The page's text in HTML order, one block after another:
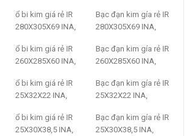
ổ bi kim giá rẻ IR
280X305X69 INA,
Bạc đạn kim gía rẻ IR
280X305X69 INA,
ổ bi kim giá rẻ IR
260X285X60 INA,
Bạc đạn kim gía rẻ IR
260X285X60 INA,
ổ bi kim giá rẻ IR
25X32X22 INA,
Bạc đạn kim gía rẻ IR
25X32X22 INA,
ổ bi kim giá rẻ IR
25X30X38,5 INA,
Bạc đạn kim gía rẻ IR
25X30X38,5 INA,